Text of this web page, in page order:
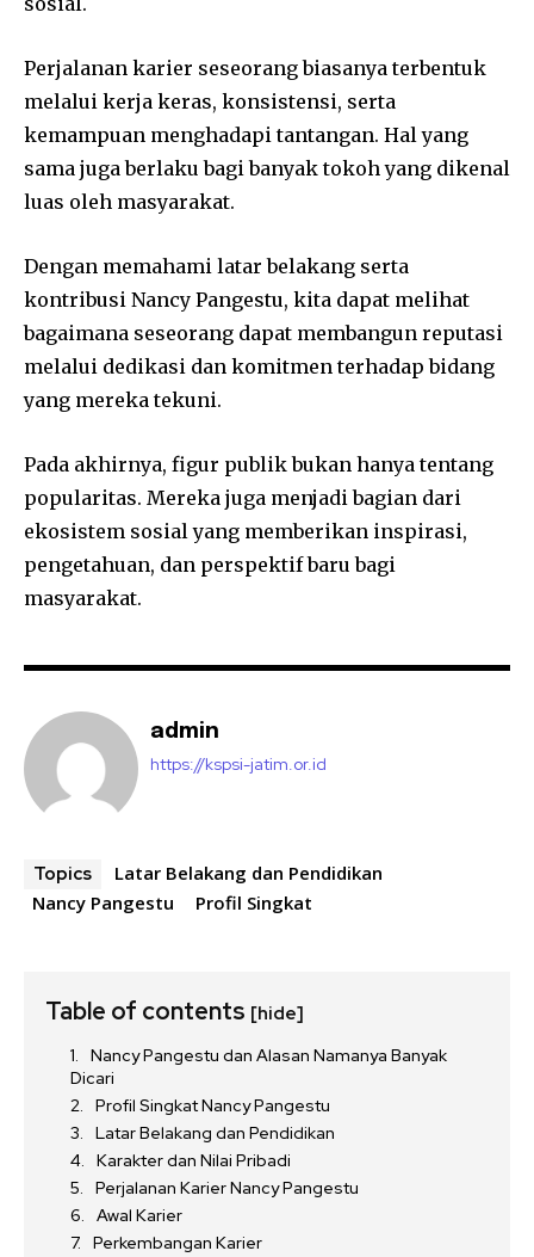
Perjalanan karier seseorang biasanya terbentuk
melalui kerja keras, konsistensi, serta
kemampuan menghadapi tantangan. Hal yang
sama juga berlaku bagi banyak tokoh yang dikenal
luas oleh masyarakat.
Dengan memahami latar belakang serta
kontribusi Nancy Pangestu, kita dapat melihat
bagaimana seseorang dapat membangun reputasi
melalui dedikasi dan komitmen terhadap bidang
yang mereka tekuni.
Pada akhirnya, figur publik bukan hanya tentang
popularitas. Mereka juga menjadi bagian dari
ekosistem sosial yang memberikan inspirasi,
pengetahuan, dan perspektif baru bagi
masyarakat.
admin
https://kspsi-jatim.or.id
Topics
Latar Belakang dan Pendidikan
Nancy Pangestu
Profil Singkat
Table of contents [hide]
Nancy Pangestu dan Alasan Namanya Banyak
Dicari
Profil Singkat Nancy Pangestu
Latar Belakang dan Pendidikan
Karakter dan Nilai Pribadi
Perjalanan Karier Nancy Pangestu
Awal Karier
Perkembangan Karier